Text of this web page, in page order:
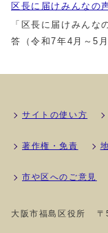
区長に届けみんなの
「区長に届けみんな
答（令和7年4月～5月
サイトの使い方
著作権・免責
市や区へのご意見
大阪市福島区役所